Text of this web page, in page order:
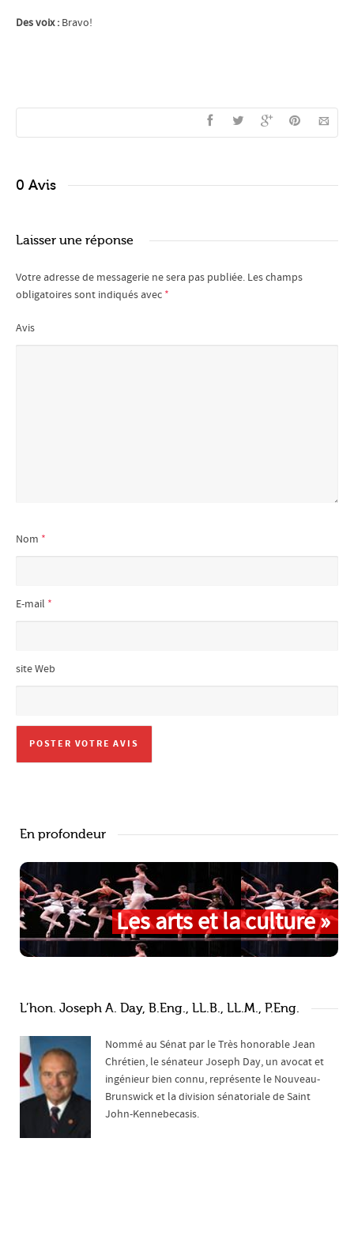
Des voix : Bravo!
0 Avis
Laisser une réponse
Votre adresse de messagerie ne sera pas publiée. Les champs
obligatoires sont indiqués avec *
Avis
Nom *
E-mail *
site Web
En profondeur
Les arts et la culture »
L’hon. Joseph A. Day, B.Eng., LL.B., LL.M., P.Eng.
Nommé au Sénat par le Très honorable Jean
Chrétien, le sénateur Joseph Day, un avocat et
ingénieur bien connu, représente le Nouveau-
Brunswick et la division sénatoriale de Saint
John-Kennebecasis.